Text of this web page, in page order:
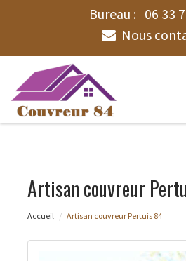
Bureau : 06 33
Nous
Artisan couvreur
Accueil Artisan couvreur Pertuis 84